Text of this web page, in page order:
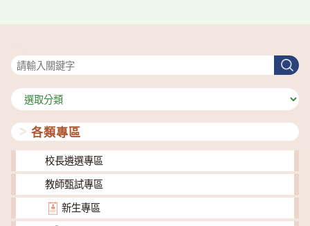
搜
尋
分
類
各類專區
校長遴選專區
教師甄試專區
新生專區